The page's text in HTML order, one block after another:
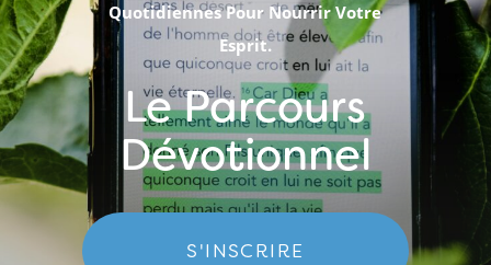
Quotidiennes Pour Nourrir Votre
Esprit.
Le Parcours
Dévotionnel
S'INSCRIRE